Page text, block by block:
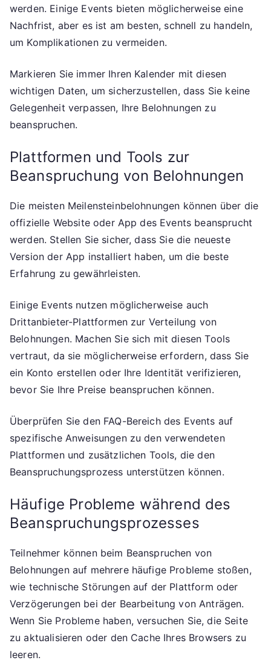
werden. Einige Events bieten möglicherweise eine
Nachfrist, aber es ist am besten, schnell zu handeln,
um Komplikationen zu vermeiden.
Markieren Sie immer Ihren Kalender mit diesen
wichtigen Daten, um sicherzustellen, dass Sie keine
Gelegenheit verpassen, Ihre Belohnungen zu
beanspruchen.
Plattformen und Tools zur
Beanspruchung von Belohnungen
Die meisten Meilensteinbelohnungen können über die
offizielle Website oder App des Events beansprucht
werden. Stellen Sie sicher, dass Sie die neueste
Version der App installiert haben, um die beste
Erfahrung zu gewährleisten.
Einige Events nutzen möglicherweise auch
Drittanbieter-Plattformen zur Verteilung von
Belohnungen. Machen Sie sich mit diesen Tools
vertraut, da sie möglicherweise erfordern, dass Sie
ein Konto erstellen oder Ihre Identität verifizieren,
bevor Sie Ihre Preise beanspruchen können.
Überprüfen Sie den FAQ-Bereich des Events auf
spezifische Anweisungen zu den verwendeten
Plattformen und zusätzlichen Tools, die den
Beanspruchungsprozess unterstützen können.
Häufige Probleme während des
Beanspruchungsprozesses
Teilnehmer können beim Beanspruchen von
Belohnungen auf mehrere häufige Probleme stoßen,
wie technische Störungen auf der Plattform oder
Verzögerungen bei der Bearbeitung von Anträgen.
Wenn Sie Probleme haben, versuchen Sie, die Seite
zu aktualisieren oder den Cache Ihres Browsers zu
leeren.